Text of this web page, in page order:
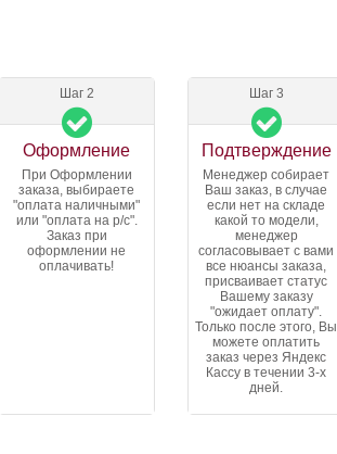
Шаг 2
Оформление
При Оформлении
заказа, выбираете
"оплата наличными"
или "оплата на р/с".
Заказ при
оформлении не
оплачивать!
Шаг 3
Подтверждение
Менеджер собирает
Ваш заказ, в случае
если нет на складе
какой то модели,
менеджер
согласовывает с вами
все нюансы заказа,
присваивает статус
Вашему заказу
"ожидает оплату".
Только после этого, Вы
можете оплатить
заказ через Яндекс
Кассу в течении 3-х
дней.